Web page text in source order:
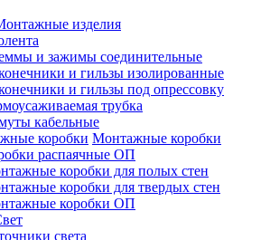
изделия
и зажимы соединительные
и гильзы изолированные
и гильзы под опрессовку
трубка
кабельные
Монтажные коробки
распаячные ОП
коробки для полых стен
коробки для твердых стен
коробки ОП
света